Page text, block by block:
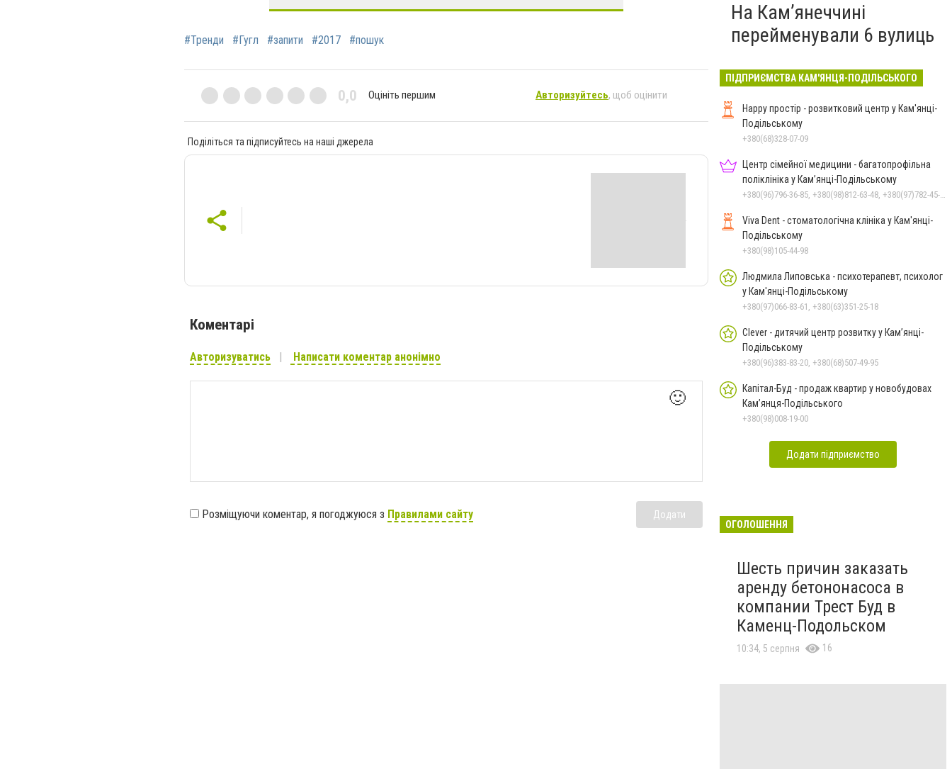
#Тренди #Гугл #запити #2017 #пошук
0,0 Оцініть першим Авторизуйтесь, щоб оцінити
Поділіться та підписуйтесь на наші джерела
Коментарі
Авторизуватись Написати коментар анонімно
🙂
Розміщуючи коментар, я погоджуюся з Правилами сайту Додати
На Камʼянеччині
перейменували 6 вулиць
ПІДПРИЄМСТВА КАМ'ЯНЦЯ-ПОДІЛЬСЬКОГО
Happy простір - розвитковий центр у Кам'янці-
Подільському
+380(68)328-07-09
Центр сімейної медицини - багатопрофільна
поліклініка у Кам’янці-Подільському
+380(96)796-36-85, +380(98)812-63-48, +380(97)782-45-70
Viva Dent - стоматологічна клініка у Кам'янці-
Подільському
+380(98)105-44-98
Людмила Липовська - психотерапевт, психолог
у Кам'янці-Подільському
+380(97)066-83-61, +380(63)351-25-18
Clever - дитячий центр розвитку у Кам’янці-
Подільському
+380(96)383-83-20, +380(68)507-49-95
Капітал-Буд - продаж квартир у новобудовах
Кам’янця-Подільського
+380(98)008-19-00
Додати підприємство
ОГОЛОШЕННЯ
Шесть причин заказать
аренду бетононасоса в
компании Трест Буд в
Каменц-Подольском
10:34, 5 серпня 16